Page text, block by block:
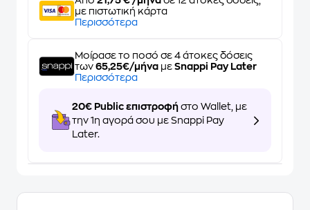
με πιστωτική κάρτα
Περισσότερα
Μοίρασε το ποσό σε 4 άτοκες δόσεις
των 65,25€/μήνα με Snappi Pay Later
Περισσότερα
20€ Public επιστροφή στο Wallet, με
την 1η αγορά σου με Snappi Pay
Later.